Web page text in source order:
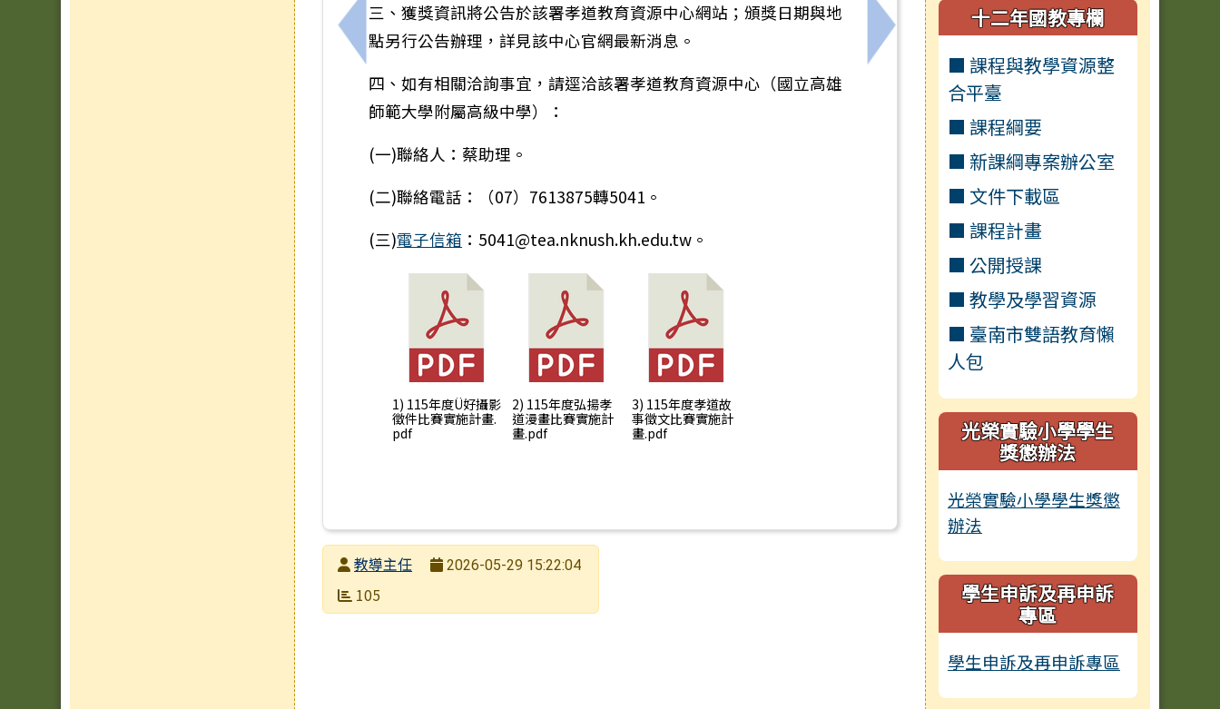
上一筆：社團法人台灣自殺防治學會「2026年世界自殺防治日新詩徵件活動」
三、獲獎資訊將公告於該署孝道教育資源中心網站；頒獎日期與地
點另行公告辦理，詳見該中心官網最新消息。
四、如有相關洽詢事宜，請逕洽該署孝道教育資源中心（國立高雄
師範大學附屬高級中學）：
(一)聯絡人：蔡助理。
(二)聯絡電話：（07）7613875轉5041。
(三)電子信箱 ：5041@tea.nknush.kh.edu.tw。
1) 115年度Ü好攝影
徵件比賽實施計畫.
pdf
2) 115年度弘揚孝
道漫畫比賽實施計
畫.pdf
3) 115年度孝道故
事徵文比賽實施計
畫.pdf
下一筆：衛武營2026夏舞營Summer Dance
發布者教導主任
發布日期
2026-05-29 15:22:04
瀏覽次數
105
十二年國教專欄
■ 課程與教學資源整
合平臺
■ 課程綱要
■ 新課綱專案辦公室
■ 文件下載區
■ 課程計畫
■ 公開授課
■ 教學及學習資源
■ 臺南市雙語教育懶
人包
光榮實驗小學學生
獎懲辦法
光榮實驗小學學生獎懲
辦法
學生申訴及再申訴
專區
學生申訴及再申訴專區